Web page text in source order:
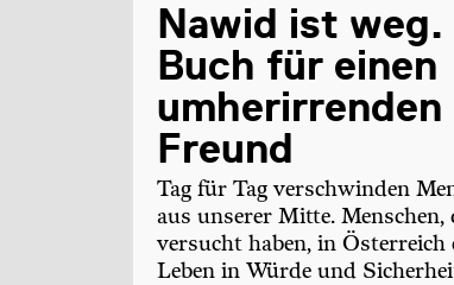
Nawid ist weg.
Buch für einen
umherirrenden
Freund
Tag für Tag verschwinden
aus unserer Mitte. Menschen,
versucht haben, in Österreich
Leben in Würde und